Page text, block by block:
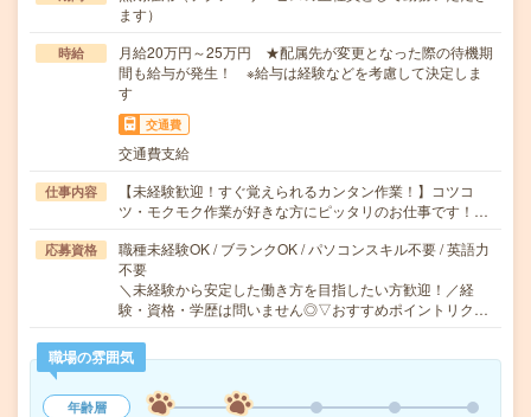
ます）
時給
月給20万円～25万円 ★配属先が変更となった際の待機期
間も給与が発生！ ※給与は経験などを考慮して決定しま
す
交通費
交通費支給
仕事内容
【未経験歓迎！すぐ覚えられるカンタン作業！】コツコ
ツ・モクモク作業が好きな方にピッタリのお仕事です！…
応募資格
職種未経験OK / ブランクOK / パソコンスキル不要 / 英語力
不要
＼未経験から安定した働き方を目指したい方歓迎！／経
験・資格・学歴は問いません◎▽おすすめポイントリク…
職場の雰囲気
年齢層